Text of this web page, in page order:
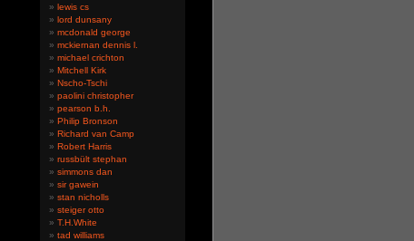
lewis cs
lord dunsany
mcdonald george
mckiernan dennis l.
michael crichton
Mitchell Kirk
Nscho-Tschi
paolini christopher
pearson b.h.
Philip Bronson
Richard van Camp
Robert Harris
russbült stephan
simmons dan
sir gawein
stan nicholls
steiger otto
T.H.White
tad williams